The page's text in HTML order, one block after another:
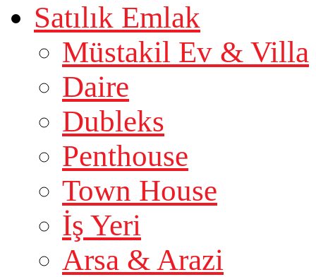
Satılık Emlak
Müstakil Ev & Villa
Daire
Dubleks
Penthouse
Town House
İş Yeri
Arsa & Arazi